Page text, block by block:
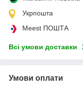
Укрпошта
Meest ПОШТА
Всі умови доставки
Умови оплати